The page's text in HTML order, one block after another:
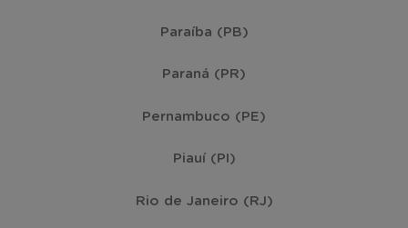
Paraíba (PB)
Paraná (PR)
Pernambuco (PE)
Piauí (PI)
Rio de Janeiro (RJ)